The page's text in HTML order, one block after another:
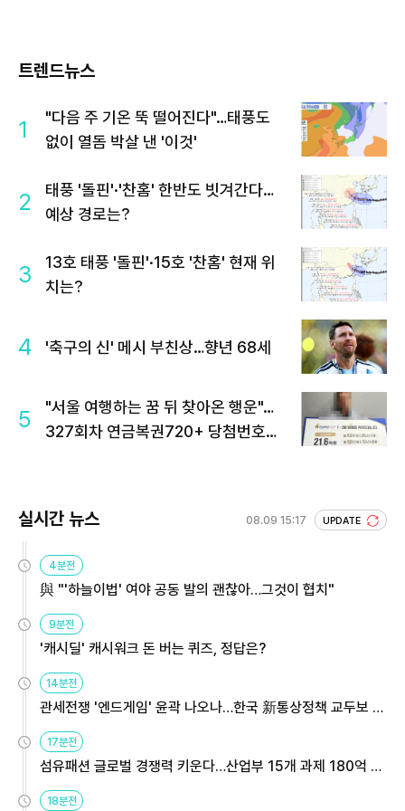
트렌드뉴스
1
"다음 주 기온 뚝 떨어진다"…태풍도
없이 열돔 박살 낸 '이것'
2
태풍 '돌핀'·'찬홈' 한반도 빗겨간다…
예상 경로는?
3
13호 태풍 '돌핀'·15호 '찬홈' 현재 위
치는?
4 '축구의 신' 메시 부친상…향년 68세
5
"서울 여행하는 꿈 뒤 찾아온 행운"…
327회차 연금복권720+ 당첨번호조
실시간 뉴스 08.09 15:17 UPDATE
4분전
與 "'하늘이법' 여야 공동 발의 괜찮아…그것이 협치"
9분전
'캐시딜' 캐시워크 돈 버는 퀴즈, 정답은?
14분전
관세전쟁 '엔드게임' 윤곽 나오나…한국 新통상정책 교두보 활
용해야
17분전
섬유패션 글로벌 경쟁력 키운다…산업부 15개 과제 180억 지
원
18분전